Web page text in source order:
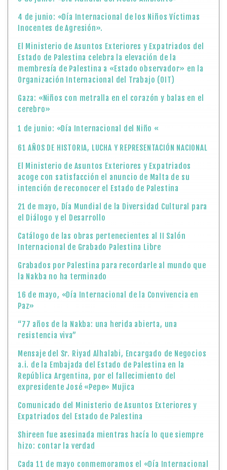
4 de junio: «Día Internacional de los Niños Víctimas
Inocentes de Agresión».
El Ministerio de Asuntos Exteriores y Expatriados del
Estado de Palestina celebra la elevación de la
membresía de Palestina a «Estado observador» en la
Organización Internacional del Trabajo (OIT)
Gaza: «Niños con metralla en el corazón y balas en el
cerebro»
1 de junio: «Día Internacional del Niño «
61 AÑOS DE HISTORIA, LUCHA Y REPRESENTACIÓN NACIONAL
El Ministerio de Asuntos Exteriores y Expatriados
acoge con satisfacción el anuncio de Malta de su
intención de reconocer el Estado de Palestina
21 de mayo, Día Mundial de la Diversidad Cultural para
el Diálogo y el Desarrollo
Catálogo de las obras pertenecientes al II Salón
Internacional de Grabado Palestina Libre
Grabados por Palestina para recordarle al mundo que
la Nakba no ha terminado
16 de mayo, «Día Internacional de la Convivencia en
Paz»
“77 años de la Nakba: una herida abierta, una
resistencia viva”
Mensaje del Sr. Riyad Alhalabi, Encargado de Negocios
a.i. de la Embajada del Estado de Palestina en la
República Argentina, por el fallecimiento del
expresidente José «Pepe» Mujica
Comunicado del Ministerio de Asuntos Exteriores y
Expatriados del Estado de Palestina
Shireen fue asesinada mientras hacía lo que siempre
hizo: contar la verdad
Cada 11 de mayo conmemoramos el «Día Internacional